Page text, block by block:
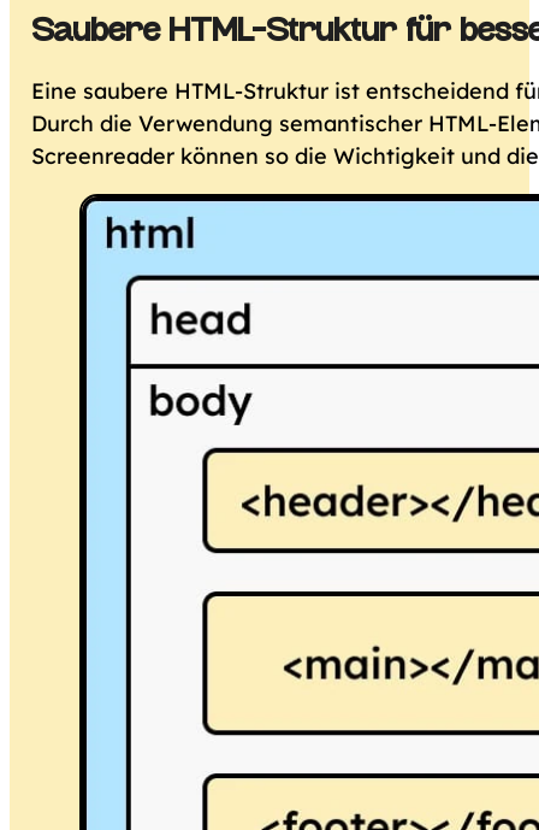
Saubere HTML-Struktur für
Eine saubere HTML-Struktur ist entscheidend
Durch die Verwendung semantischer HTML-
Screenreader können so die Wichtigkeit und